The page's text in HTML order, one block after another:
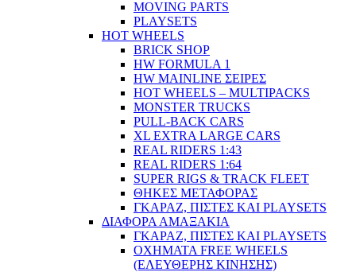
MOVING PARTS
PLAYSETS
HOT WHEELS
BRICK SHOP
HW FORMULA 1
HW MAINLINE ΣΕΙΡΕΣ
HOT WHEELS – MULTIPACKS
MONSTER TRUCKS
PULL-BACK CARS
XL EXTRA LARGE CARS
REAL RIDERS 1:43
REAL RIDERS 1:64
SUPER RIGS & TRACK FLEET
ΘΗΚΕΣ ΜΕΤΑΦΟΡΑΣ
ΓΚΑΡΑΖ, ΠΙΣΤΕΣ ΚΑΙ PLAYSETS
ΔΙΑΦΟΡΑ ΑΜΑΞΑΚΙΑ
ΓΚΑΡΑΖ, ΠΙΣΤΕΣ ΚΑΙ PLAYSETS
ΟΧΗΜΑΤΑ FREE WHEELS
(ΕΛΕΥΘΕΡΗΣ ΚΙΝΗΣΗΣ)